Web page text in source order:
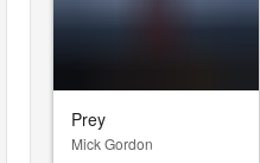
Prey
Mick Gordon